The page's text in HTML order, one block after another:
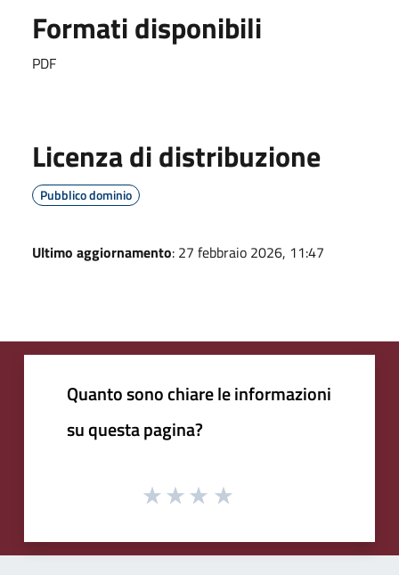
Formati disponibili
PDF
Licenza di distribuzione
Pubblico dominio
Ultimo aggiornamento: 27 febbraio 2026, 11:47
Quanto sono chiare le informazioni
su questa pagina?